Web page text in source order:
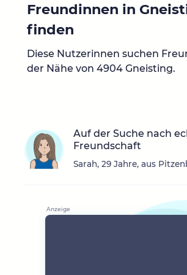
Freundinnen in
finden
Diese Nutzerinnen suchen
der Nähe von 4904 Gneisting.
Auf der Suche nach
Freundschaft
Sarah, 29 Jahre, aus